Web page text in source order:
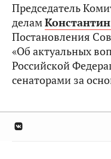
Председатель
делам
Постановления
«Об актуальных
Российской
сенаторами за